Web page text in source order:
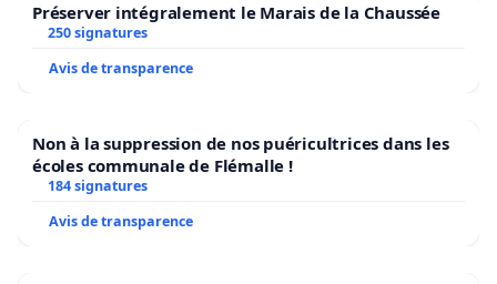
Préserver intégralement le Marais de la Chaussée
250 signatures
Avis de transparence
Non à la suppression de nos puéricultrices dans les
écoles communale de Flémalle !
184 signatures
Avis de transparence